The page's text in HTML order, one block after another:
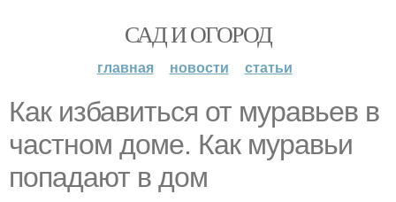
САД И ОГОРОД
главная новости статьи
Как избавиться от муравьев в
частном доме. Как муравьи
попадают в дом